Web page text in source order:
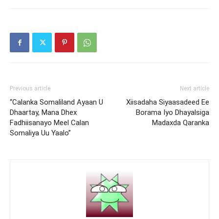
Previous article
“Calanka Somaliland Ayaan U
Dhaartay, Mana Dhex
Fadhiisanayo Meel Calan
Somaliya Uu Yaalo”
Next article
Xiisadaha Siyaasadeed Ee
Borama Iyo Dhayalsiga
Madaxda Qaranka